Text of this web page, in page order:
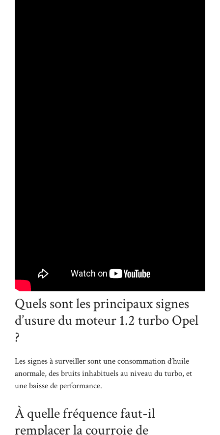
Quels sont les principaux signes
d’usure du moteur 1.2 turbo Opel
?
Les signes à surveiller sont une consommation d’huile
anormale, des bruits inhabituels au niveau du turbo, et
une baisse de performance.
À quelle fréquence faut-il
remplacer la courroie de